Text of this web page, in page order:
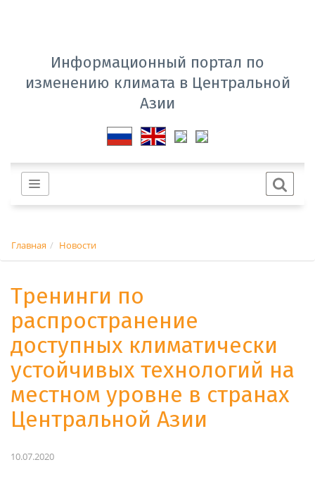
Информационный портал по
изменению климата в Центральной
Азии
Главная Новости
Тренинги по
распространение
доступных климатически
устойчивых технологий на
местном уровне в странах
Центральной Азии
10.07.2020